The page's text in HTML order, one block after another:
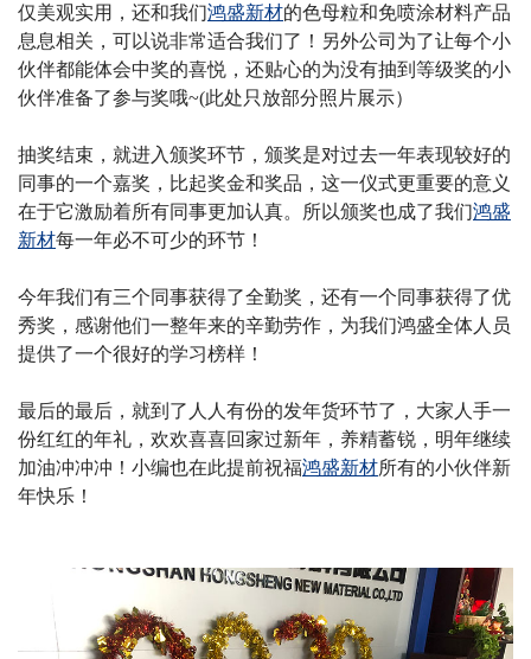
仅美观实用，还和我们鸿盛新材的色母粒和免喷涂材料产品
息息相关，可以说非常适合我们了！另外公司为了让每个小
伙伴都能体会中奖的喜悦，还贴心的为没有抽到等级奖的小
伙伴准备了参与奖哦~(此处只放部分照片展示）
抽奖结束，就进入颁奖环节，颁奖是对过去一年表现较好的
同事的一个嘉奖，比起奖金和奖品，这一仪式更重要的意义
在于它激励着所有同事更加认真。所以颁奖也成了我们鸿盛
新材每一年必不可少的环节！
今年我们有三个同事获得了全勤奖，还有一个同事获得了优
秀奖，感谢他们一整年来的辛勤劳作，为我们鸿盛全体人员
提供了一个很好的学习榜样！
最后的最后，就到了人人有份的发年货环节了，大家人手一
份红红的年礼，欢欢喜喜回家过新年，养精蓄锐，明年继续
加油冲冲冲！小编也在此提前祝福鸿盛新材所有的小伙伴新
年快乐！